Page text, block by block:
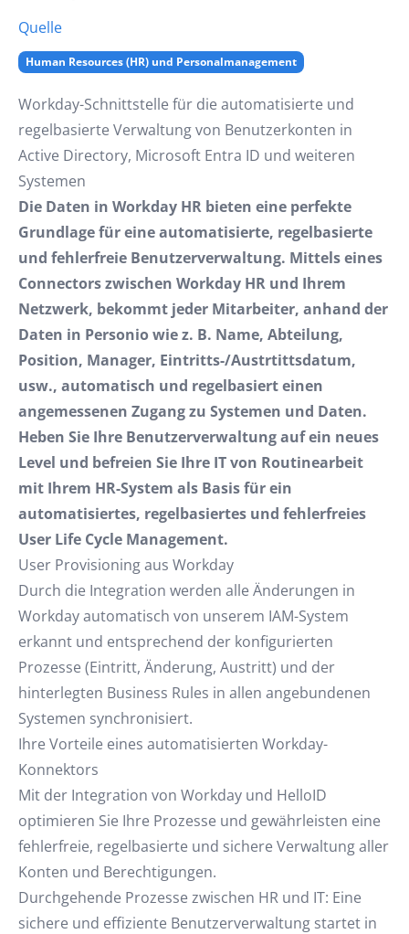
Quelle
Human Resources (HR) und Personalmanagement
Workday-Schnittstelle für die automatisierte und
regelbasierte Verwaltung von Benutzerkonten in
Active Directory, Microsoft Entra ID und weiteren
Systemen
Die Daten in Workday HR bieten eine perfekte
Grundlage für eine automatisierte, regelbasierte
und fehlerfreie Benutzerverwaltung. Mittels eines
Connectors zwischen Workday HR und Ihrem
Netzwerk, bekommt jeder Mitarbeiter, anhand der
Daten in Personio wie z. B. Name, Abteilung,
Position, Manager, Eintritts-/Austrtittsdatum,
usw., automatisch und regelbasiert einen
angemessenen Zugang zu Systemen und Daten.
Heben Sie Ihre Benutzerverwaltung auf ein neues
Level und befreien Sie Ihre IT von Routinearbeit
mit Ihrem HR-System als Basis für ein
automatisiertes, regelbasiertes und fehlerfreies
User Life Cycle Management.
User Provisioning aus Workday
Durch die Integration werden alle Änderungen in
Workday automatisch von unserem IAM-System
erkannt und entsprechend der konfigurierten
Prozesse (Eintritt, Änderung, Austritt) und der
hinterlegten Business Rules in allen angebundenen
Systemen synchronisiert.
Ihre Vorteile eines automatisierten Workday-
Konnektors
Mit der Integration von Workday und HelloID
optimieren Sie Ihre Prozesse und gewährleisten eine
fehlerfreie, regelbasierte und sichere Verwaltung aller
Konten und Berechtigungen.
Durchgehende Prozesse zwischen HR und IT: Eine
sichere und effiziente Benutzerverwaltung startet in